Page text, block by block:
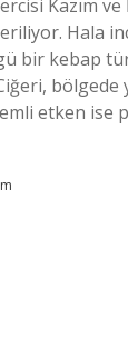
Kazım
Hala
bir kebap
bölgede
etken